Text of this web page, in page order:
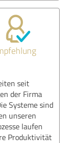
seit
der Firma
Systeme sind
unseren
laufen
Produktivität